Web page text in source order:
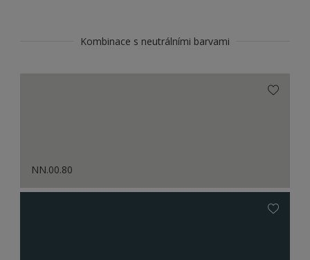
Kombinace s neutrálními barvami
NN.00.80